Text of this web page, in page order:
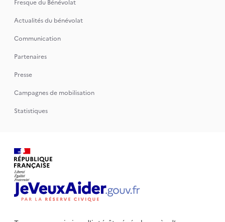
Fresque du Bénévolat
Actualités du bénévolat
Communication
Partenaires
Presse
Campagnes de mobilisation
Statistiques